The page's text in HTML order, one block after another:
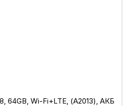
64GB, Wi-Fi+LTE, (А2013), АКБ